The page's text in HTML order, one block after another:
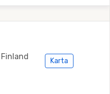
Karta